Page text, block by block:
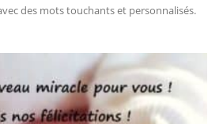
des mots touchants et personnalisés.